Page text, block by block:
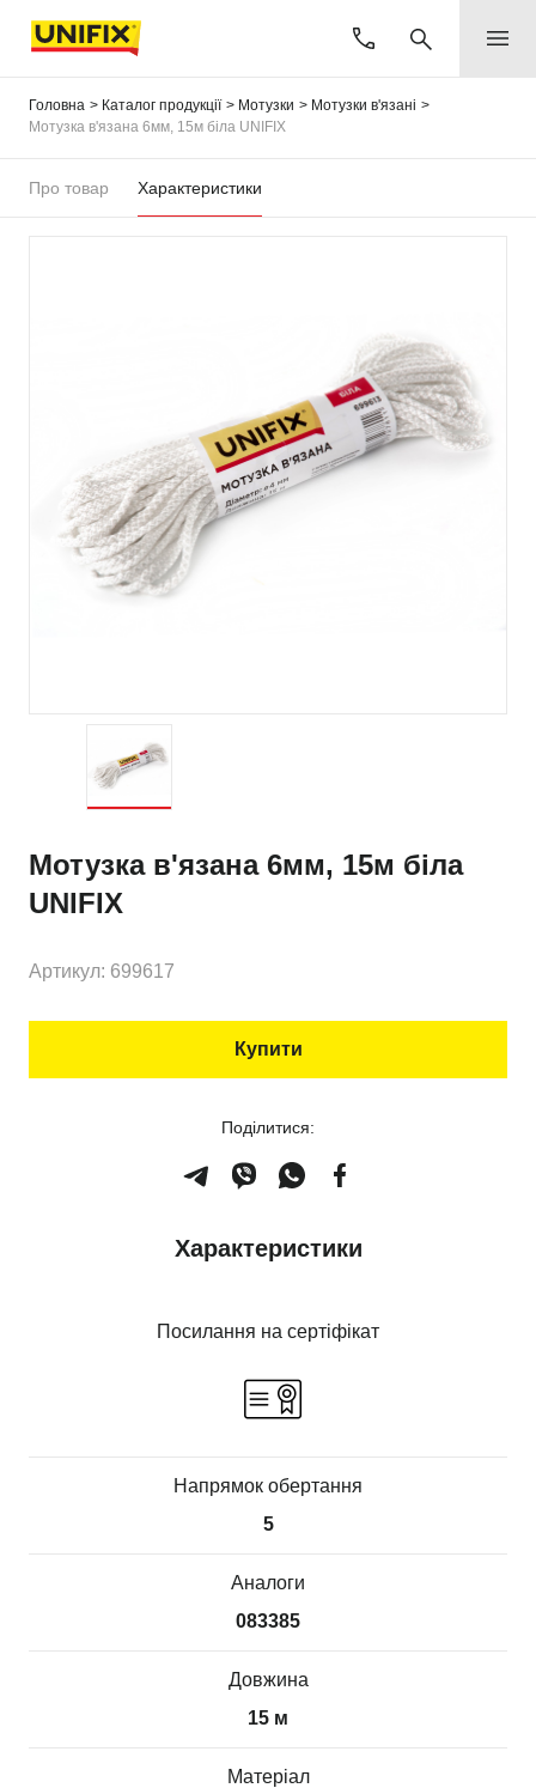
Головна Каталог продукції Мотузки
Мотузки в'язані
Мотузка в'язана 6мм, 15м біла UNIFIX
Про товар Характеристики
Мотузка в'язана 6мм, 15м біла
UNIFIX
Артикул: 699617
Купити
Поділитися:
Характеристики
Посилання на сертіфікат
Напрямок обертання
5
Аналоги
083385
Довжина
15 м
Матеріал